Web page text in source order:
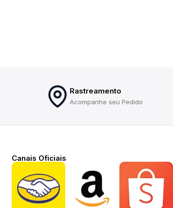
Rastreamento
Acompanhe seu Pedido
Canais Oficiais